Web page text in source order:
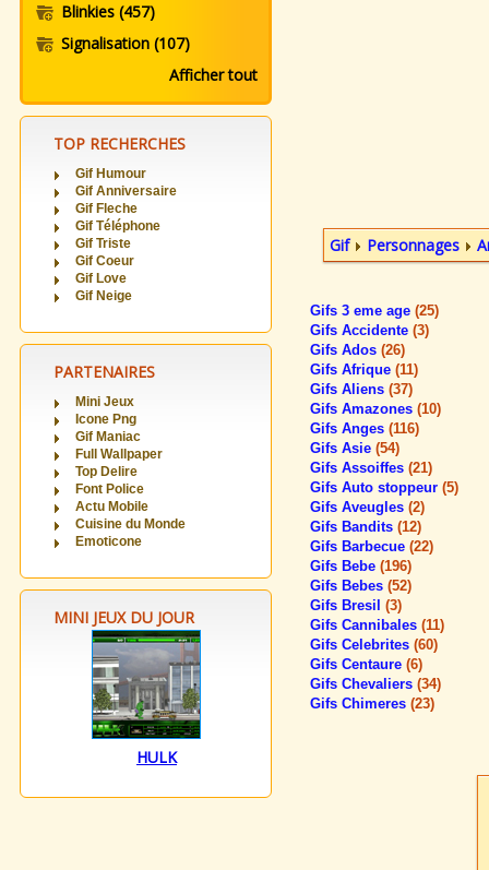
Blinkies (457)
Signalisation (107)
Afficher tout
TOP RECHERCHES
Gif Humour
Gif Anniversaire
Gif Fleche
Gif Téléphone
Gif Triste
Gif Coeur
Gif Love
Gif Neige
PARTENAIRES
Mini Jeux
Icone Png
Gif Maniac
Full Wallpaper
Top Delire
Font Police
Actu Mobile
Cuisine du Monde
Emoticone
MINI JEUX DU JOUR
HULK
Gif Personnages
Gifs 3 eme age (25)
Gifs Accidente (3)
Gifs Ados (26)
Gifs Afrique (11)
Gifs Aliens (37)
Gifs Amazones (10)
Gifs Anges (116)
Gifs Asie (54)
Gifs Assoiffes (21)
Gifs Auto stoppeur (5)
Gifs Aveugles (2)
Gifs Bandits (12)
Gifs Barbecue (22)
Gifs Bebe (196)
Gifs Bebes (52)
Gifs Bresil (3)
Gifs Cannibales (11)
Gifs Celebrites (60)
Gifs Centaure (6)
Gifs Chevaliers (34)
Gifs Chimeres (23)